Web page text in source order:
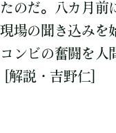
のだ。八カ月前
場の聞き込みを
ビの奮闘を人
解説・吉野仁]